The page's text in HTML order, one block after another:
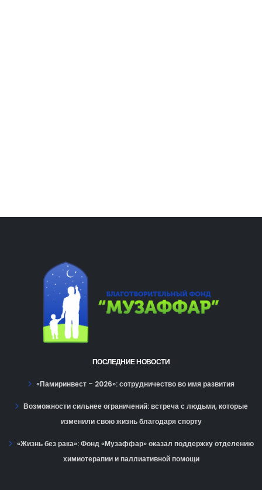
ПОСЛЕДНИЕ НОВОСТИ
«Памиринвест – 2026»: сотрудничество во имя развития
Возможности сильнее ограничений: встреча с людьми, которые
изменили свою жизнь благодаря спорту
«Жизнь без рака»: Фонд «Музаффар» оказал поддержку отделению
химиотерапии и паллиативной помощи